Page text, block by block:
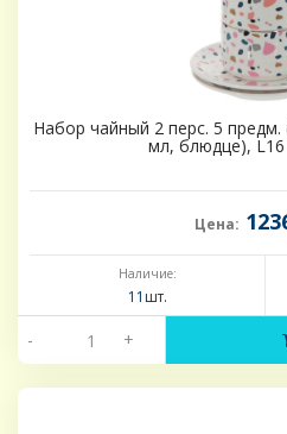
Набор чайный 2 перс. 5
мл, блюдце), L16
Цена:
Наличие:
11шт.
- +